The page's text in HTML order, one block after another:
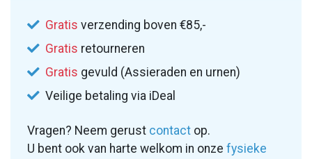
Gratis verzending boven €85,-
Gratis retourneren
Gratis gevuld (Assieraden en urnen)
Veilige betaling via iDeal
Vragen? Neem gerust contact op.
U bent ook van harte welkom in onze fysieke